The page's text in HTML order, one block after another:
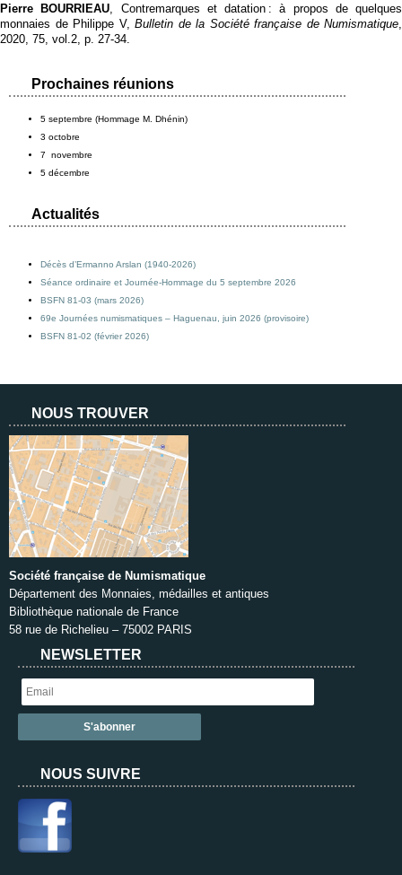
Pierre BOURRIEAU , Contremarques et datation : à propos de quelques
monnaies de Philippe V, Bulletin de la Société française de Numismatique
2020, 75, vol.2, p. 27‑34.
Prochaines réunions
5 septembre (Hommage M. Dhénin)
3 octobre
7 novembre
5 décembre
Actualités
Décès d’Ermanno Arslan (1940-2026)
Séance ordinaire et Journée-Hommage du 5 septembre 2026
BSFN 81-03 (mars 2026)
69e Journées numismatiques – Haguenau, juin 2026 (provisoire)
BSFN 81-02 (février 2026)
NOUS TROUVER
Société française de Numismatique
Département des Monnaies, médailles et antiques
Bibliothèque nationale de France
58 rue de Richelieu – 75002 PARIS
NEWSLETTER
NOUS SUIVRE